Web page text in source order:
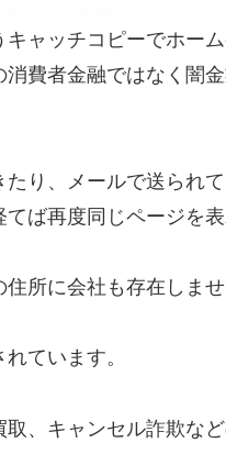
ャッチコピーでホー
費者金融ではなく闇
り、メールで送られ
ば再度同じページを
所に会社も存在しませ
ています。
、キャンセル詐欺な